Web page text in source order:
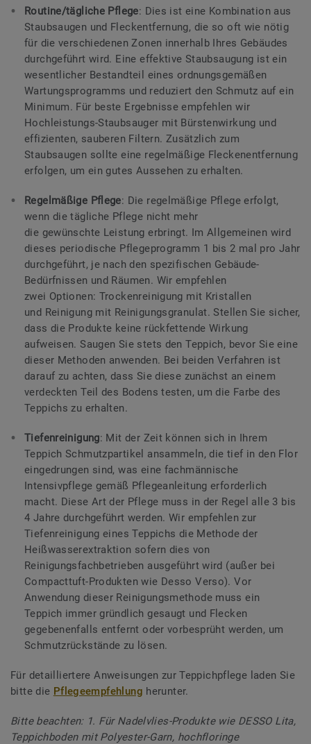
Routine/tägliche Pflege: Dies ist eine Kombination aus
Staubsaugen und Fleckentfernung, die so oft wie nötig
für die verschiedenen Zonen innerhalb Ihres Gebäudes
durchgeführt wird. Eine effektive Staubsaugung ist ein
wesentlicher Bestandteil eines ordnungsgemäßen
Wartungsprogramms und reduziert den Schmutz auf ein
Minimum. Für beste Ergebnisse empfehlen wir
Hochleistungs-Staubsauger mit Bürstenwirkung und
effizienten, sauberen Filtern. Zusätzlich zum
Staubsaugen sollte eine regelmäßige Fleckenentfernung
erfolgen, um ein gutes Aussehen zu erhalten.
Regelmäßige Pflege: Die regelmäßige Pflege erfolgt,
wenn die tägliche Pflege nicht mehr
die gewünschte Leistung erbringt. Im Allgemeinen wird
dieses periodische Pflegeprogramm 1 bis 2 mal pro Jahr
durchgeführt, je nach den spezifischen Gebäude-
Bedürfnissen und Räumen. Wir empfehlen
zwei Optionen: Trockenreinigung mit Kristallen
und Reinigung mit Reinigungsgranulat. Stellen Sie sicher,
dass die Produkte keine rückfettende Wirkung
aufweisen. Saugen Sie stets den Teppich, bevor Sie eine
dieser Methoden anwenden. Bei beiden Verfahren ist
darauf zu achten, dass Sie diese zunächst an einem
verdeckten Teil des Bodens testen, um die Farbe des
Teppichs zu erhalten.
Tiefenreinigung: Mit der Zeit können sich in Ihrem
Teppich Schmutzpartikel ansammeln, die tief in den Flor
eingedrungen sind, was eine fachmännische
Intensivpflege gemäß Pflegeanleitung erforderlich
macht. Diese Art der Pflege muss in der Regel alle 3 bis
4 Jahre durchgeführt werden. Wir empfehlen zur
Tiefenreinigung eines Teppichs die Methode der
Heißwasserextraktion sofern dies von
Reinigungsfachbetrieben ausgeführt wird (außer bei
Compacttuft-Produkten wie Desso Verso). Vor
Anwendung dieser Reinigungsmethode muss ein
Teppich immer gründlich gesaugt und Flecken
gegebenenfalls entfernt oder vorbesprüht werden, um
Schmutzrückstände zu lösen.
Für detailliertere Anweisungen zur Teppichpflege laden Sie
bitte die Pflegeempfehlung herunter.
Bitte beachten: 1. Für Nadelvlies-Produkte wie DESSO Lita,
Teppichboden mit Polyester-Garn, hochfloringe